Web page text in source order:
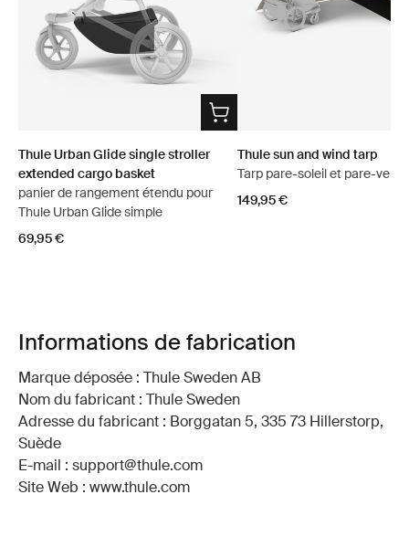
Thule Urban Glide single stroller
extended cargo basket
panier de rangement étendu pour
Thule Urban Glide simple
69,95 €
Thule sun and wind tarp
Tarp pare-soleil et pare-vent
149,95 €
Informations de fabrication
Marque déposée : Thule Sweden AB
Nom du fabricant : Thule Sweden
Adresse du fabricant : Borggatan 5, 335 73 Hillerstorp,
Suède
E-mail : support@thule.com
Site Web : www.thule.com